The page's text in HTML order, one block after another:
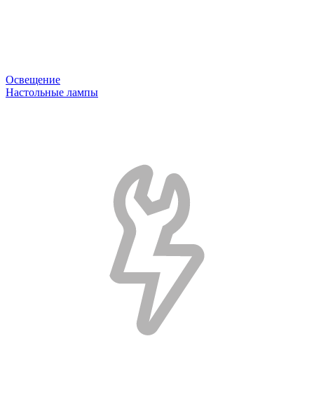
Освещение
Настольные лампы